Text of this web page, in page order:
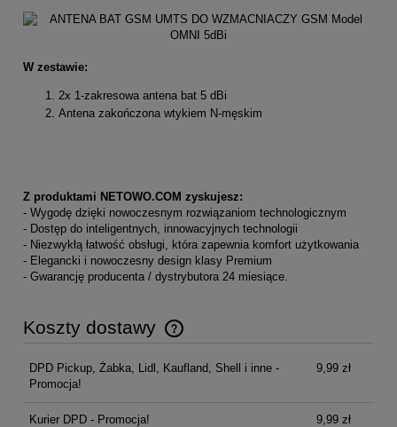
W zestawie:
2x 1-zakresowa antena bat 5 dBi
Antena zakończona wtykiem N-męskim
Z produktami NETOWO.COM zyskujesz:
- Wygodę dzięki nowoczesnym rozwiązaniom technologicznym
- Dostęp do inteligentnych, innowacyjnych technologii
- Niezwykłą łatwość obsługi, która zapewnia komfort użytkowania
- Elegancki i nowoczesny design klasy Premium
- Gwarancję producenta / dystrybutora 24 miesiące.
Koszty dostawy
Cena nie zawiera ewentualnych kosztów płatności
DPD Pickup, Żabka, Lidl, Kaufland, Shell i inne -
Promocja!
9,99 zł
Kurier DPD - Promocja! 9,99 zł